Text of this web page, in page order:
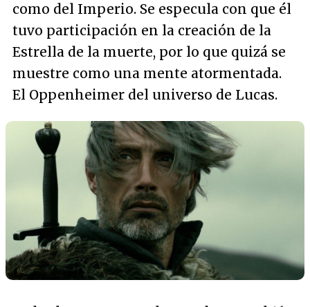
como del Imperio. Se especula con que él
tuvo participación en la creación de la
Estrella de la muerte, por lo que quizá se
muestre como una mente atormentada.
El Oppenheimer del universo de Lucas.